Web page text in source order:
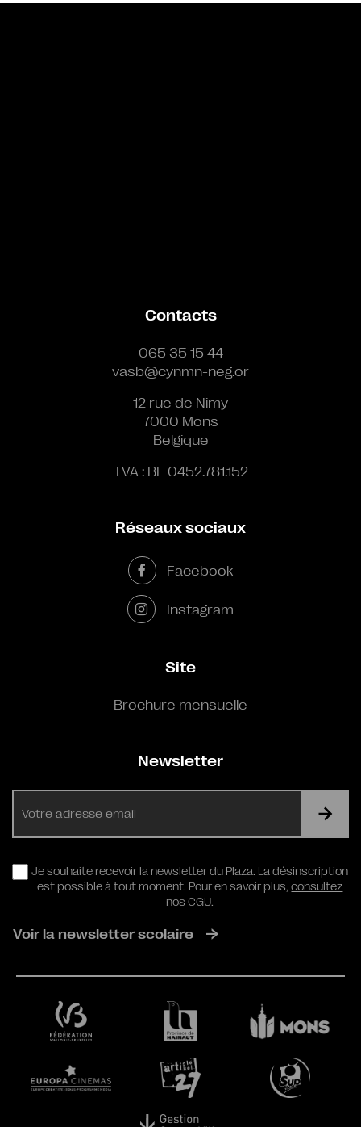
Contacts
065 35 15 44
vasb@cynmn-neg.or
12 rue de Nimy
7000 Mons
Belgique
TVA : BE 0452.781.152
Réseaux sociaux
Facebook
Instagram
Site
Brochure mensuelle
Newsletter
RGPD
Je souhaite recevoir la newsletter du Plaza. La désinscription
est possible à tout moment. Pour en savoir plus,consultez
nos CGU.
Voir la newsletter scolaire